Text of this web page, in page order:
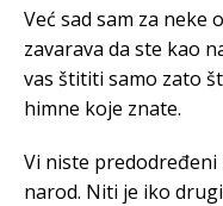
Već sad sam za neke
zavarava da ste kao
vas štititi samo zato
himne koje znate.
Vi niste predodređeni
narod. Niti je iko